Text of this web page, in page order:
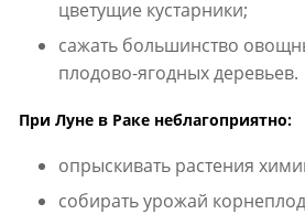
цветущие кустарники;
сажать большинство
плодово-ягодных деревьев.
При Луне в Раке неблагоприятно:
опрыскивать растения
собирать урожай